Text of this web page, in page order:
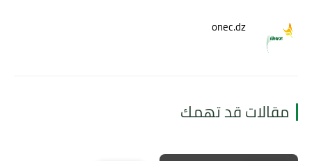
onec.dz
مقالات قد تهمك